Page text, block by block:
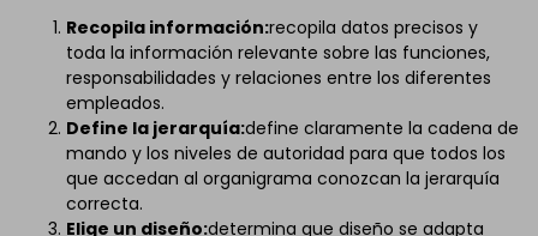
Recopila información:recopila datos precisos y
toda la información relevante sobre las funciones,
responsabilidades y relaciones entre los diferentes
empleados.
Define la jerarquía:define claramente la cadena de
mando y los niveles de autoridad para que todos los
que accedan al organigrama conozcan la jerarquía
correcta.
Elige un diseño:determina que diseño se adapta